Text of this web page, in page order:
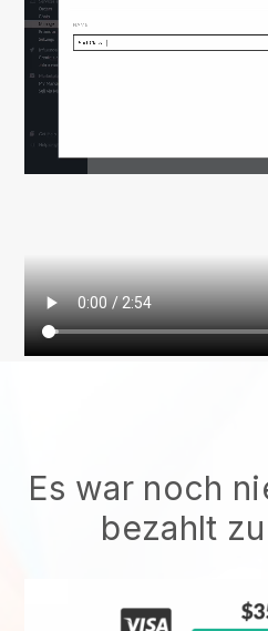
Es war noch
bezahlt